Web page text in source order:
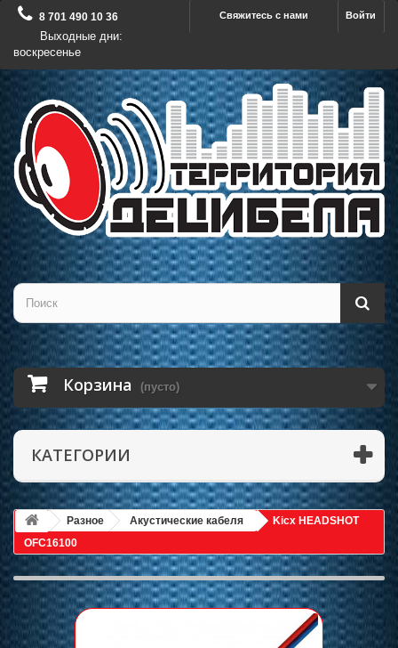
Войти
Свяжитесь с нами
8 701 490 10 36
Выходные дни:
воскресенье
Корзина (пусто)
КАТЕГОРИИ
Разное Акустические кабеля
Kicx HEADSHOT
OFC16100